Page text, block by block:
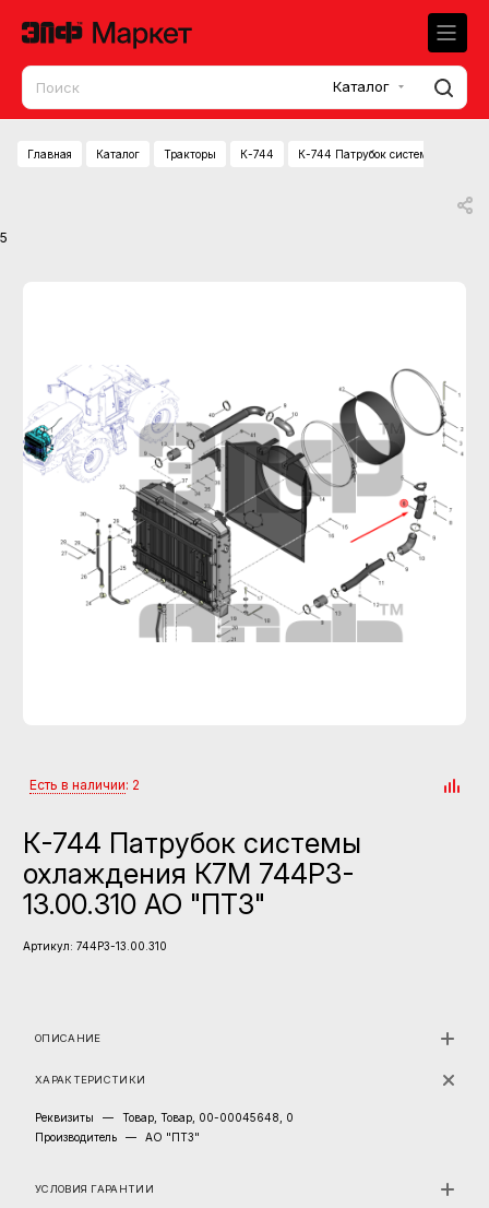
Каталог
Главная Каталог Тракторы К-744 К-744 Патрубок системы
5
Есть в наличии: 2
К-744 Патрубок системы
охлаждения К7М 744Р3-
13.00.310 АО "ПТЗ"
Артикул: 744Р3-13.00.310
ОПИСАНИЕ
ХАРАКТЕРИСТИКИ
Реквизиты —
Товар, Товар, 00-00045648, 0
Производитель
— АО "ПТЗ"
УСЛОВИЯ ГАРАНТИИ